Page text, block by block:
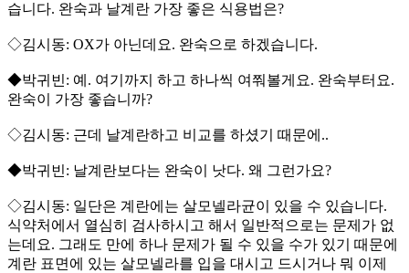
습니다. 완숙과 날계란 가장 좋은 식용법은?
◇김시동: OX가 아닌데요. 완숙으로 하겠습니다.
◆박귀빈: 예. 여기까지 하고 하나씩 여쭤볼게요. 완숙부터요.
완숙이 가장 좋습니까?
◇김시동: 근데 날계란하고 비교를 하셨기 때문에..
◆박귀빈: 날계란보다는 완숙이 낫다. 왜 그런가요?
◇김시동: 일단은 계란에는 살모넬라균이 있을 수 있습니다.
식약처에서 열심히 검사하시고 해서 일반적으로는 문제가 없
는데요. 그래도 만에 하나 문제가 될 수 있을 수가 있기 때문에
계란 표면에 있는 살모넬라를 입을 대시고 드시거나 뭐 이제